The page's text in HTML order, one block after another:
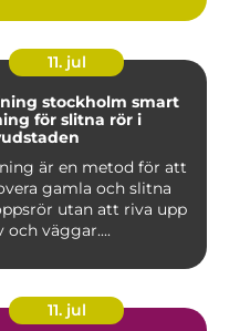
11. jul
stockholm smart
för slitna rör i
är en metod för att
gamla och slitna
utan att riva upp
och väggar....
11. jul